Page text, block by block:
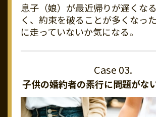
息子（娘）が最近帰りが遅くな
く、約束を破ることが多くなっ
に走っていないか気になる。
子供の婚約者の素行に問題がな